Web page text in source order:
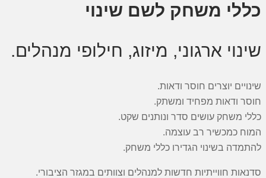
כללי משחק לשם שינוי
שינוי ארגוני, מיזוג, חילופי מנהלים.
שינויים יוצרים חוסר ודאות.
חוסר ודאות מפחיד ומשתק.
כללי משחק עושים סדר ונותנים שקט.
המוח כמכשיר רב עוצמה.
להתמדה בשינוי הגדירו כללי משחק.
סדנאות חווייתיות חדשות למנהלים וצוותים במגזר הציבורי.